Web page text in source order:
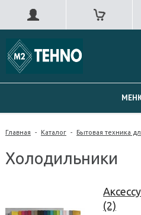
Главная - Каталог - Бытовая техника
Холодильники
(2)